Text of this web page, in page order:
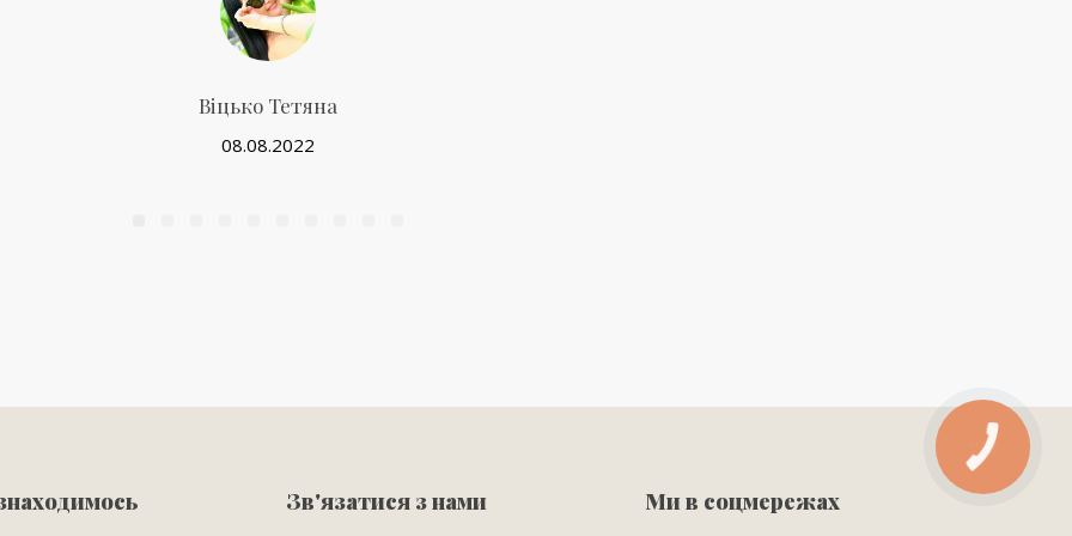
Віцько Тетяна
08.08.2022
Зв'язатися з нами Ми в соцмережах